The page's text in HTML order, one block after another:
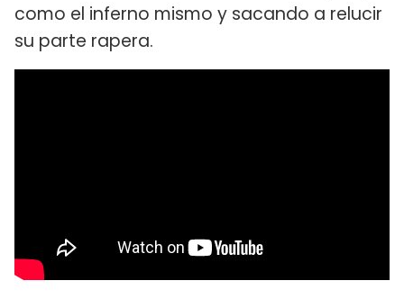
como el inferno mismo y sacando a relucir
su parte rapera.